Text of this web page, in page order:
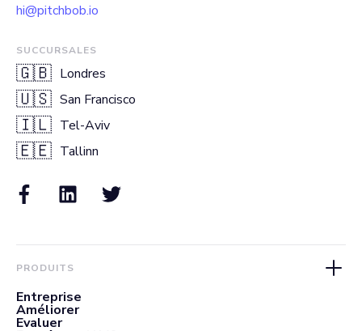
hi@pitchbob.io
SUCCURSALES
🇬🇧 Londres
🇺🇸 San Francisco
🇮🇱 Tel-Aviv
🇪🇪 Tallinn
PRODUITS
Entreprise
Améliorer
Evaluer